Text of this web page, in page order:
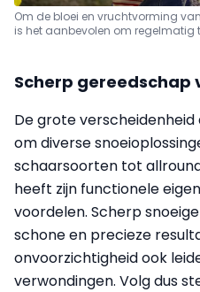
Om de bloei en vruchtvorming
is het aanbevolen om regelmatig
Scherp gereedschap
De grote
om diverse
schaarsoorten tot
heeft zijn functionele
voordelen. Scherp
schone en precieze
onvoorzichtigheid ook
verwondingen. Volg dus